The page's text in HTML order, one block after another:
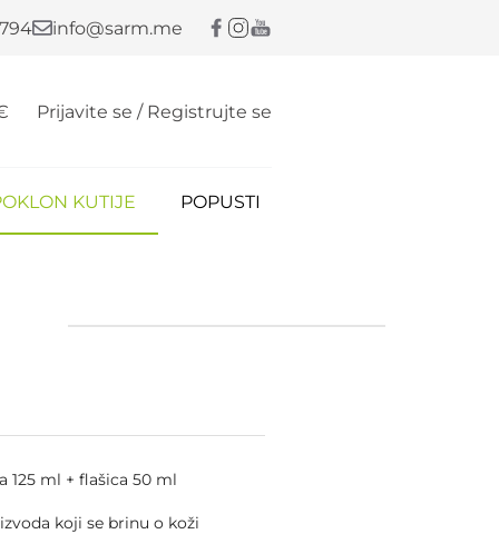
info@sarm.me
Prijavite se / Registrujte se
KUTIJE POPUSTI
125 ml + flašica 50 ml
koji se brinu o koži